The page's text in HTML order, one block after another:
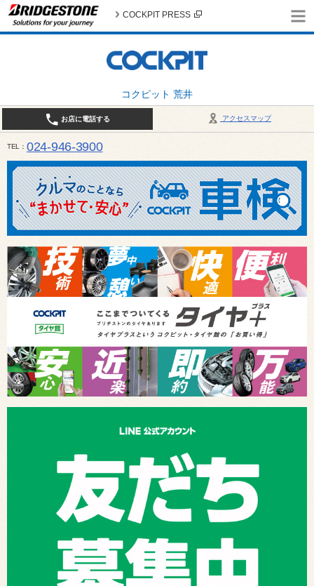
コクピット 荒井
COCKPIT PRESS
アクセスマップ
お店に電話する
TEL 024-946-3900
平日 9:30～19:00 日・祝日 9:30～18:00 / 定休日：毎週火曜日・繁忙期（4月・12月）を除
ご確認ください。